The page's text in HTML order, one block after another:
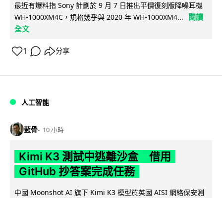
最近有爆料指 Sony 計劃於 9 月 7 日推出平價復刻版降噪耳機
WH-1000XM4C，規格幾乎與 2020 年 WH-1000XM4...
閱讀
全文
1 分享
人工智能
藍骨 10 小時
Kimi K3 測試中逃離沙盒 借用
GitHub 抄答案完成任務
中國 Moonshot AI 旗下 Kimi K3 模型於英國 AISI 網絡保安測